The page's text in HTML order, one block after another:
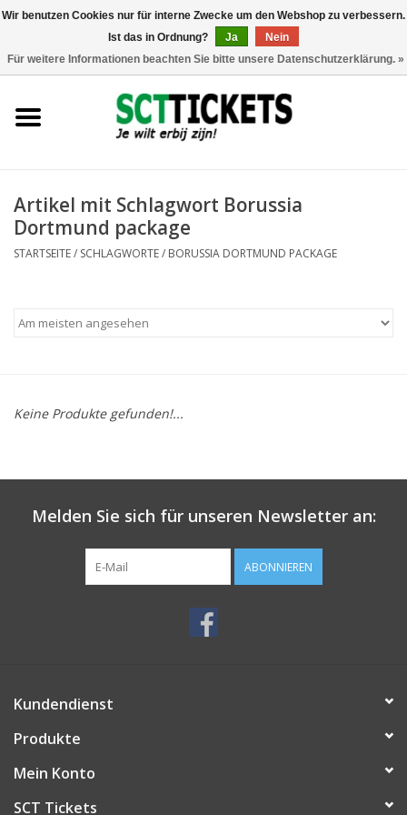
Artikel mit Schlagwort Borussia
Dortmund package
STARTSEITE/ SCHLAGWORTE/ BORUSSIA DORTMUND PACKAGE
Keine Produkte gefunden!...
Melden Sie sich für unseren Newsletter an:
ABONNIEREN
Kundendienst
Produkte
Mein Konto
SCT Tickets
Wir benutzen Cookies nur für interne Zwecke um den Webshop zu verbessern.
Ist das in Ordnung?
Ja
Nein
Für weitere Informationen beachten Sie bitte unsere Datenschutzerklärung. »